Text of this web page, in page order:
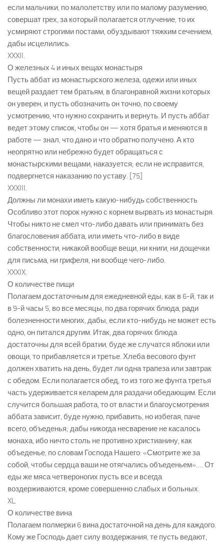
если мальчики, по малолетству или по малому разумению,
совершат грех, за который полагается отлучение, то их
усмиряют строгими постами, обуздывают тяжким сечением,
дабы исцелились.
XXXII.
О железных 4 и иных вещах монастыря
Пусть аббат из монастырского железа, одежи или иных
вещей раздает тем братьям, в благонравной жизни которых
он уверен, и пусть обозначить он точно, по своему
усмотрению, что нужно сохранить и вернуть. И пусть аббат
ведет этому список, чтобы он — хотя братья и меняются в
работе — знал, что дано и что обратно получено. А кто
неопрятно или небрежно будет обращаться с
монастырскими вещами, наказуется; если не исправится,
подвергнется наказанию по уставу. [75]
XXXIII.
Должны ли монахи иметь какую-нибудь собственность
Особливо этот порок нужно с корнем вырвать из монастыря.
Чтобы никто не смел что-либо давать или принимать без
благословения аббата, или иметь что-либо в виде
собственности, никакой вообще вещи, ни книги, ни дощечки
для письма, ни грифеля, ни вообще чего-либо.
XXXIX.
О количестве пищи
Полагаем достаточным для ежедневной еды, как в 6-й, так и
в 9-й часы 5, во все месяцы, по два горячих блюда, ради
болезненности многих, дабы, если кто-нибудь не может есть
одно, он питался другим. Итак, два горячих блюда
достаточны для всей братии, буде же случатся яблоки или
овощи, то прибавляется и третье. Хлеба весового фунт
должен хватить на день, будет ли одна трапеза или завтрак
с обедом. Если полагается обед, то из того же фунта третья
часть удерживается келарем для раздачи обедающим. Если
случится большая работа, то от власти и благоусмотрения
аббата зависит, буде нужно, прибавить, но избегая, паче
всего, объеденья; дабы никогда несварение не касалось
монаха, ибо ничто столь не противно христианину, как
объеденье, по словам Господа Нашего: «Смотрите же за
собой, чтобы сердца ваши не отягчались объеденьем»…. От
еды же мяса четвероногих пусть все и всегда
воздерживаются, кроме совершенно слабых и больных.
XL.
О количестве вина
Полагаем полмерки 6 вина достаточной на день для каждого.
Кому же Господь дает силу воздержания, те пусть ведают,